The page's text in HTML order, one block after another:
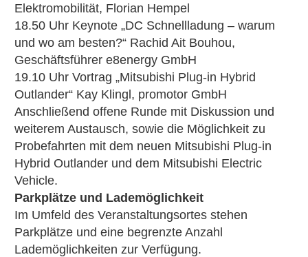
Elektromobilität, Florian Hempel
18.50 Uhr Keynote „DC Schnellladung – warum
und wo am besten?“ Rachid Ait Bouhou,
Geschäftsführer e8energy GmbH
19.10 Uhr Vortrag „Mitsubishi Plug-in Hybrid
Outlander“ Kay Klingl, promotor GmbH
Anschließend offene Runde mit Diskussion und
weiterem Austausch, sowie die Möglichkeit zu
Probefahrten mit dem neuen Mitsubishi Plug-in
Hybrid Outlander und dem Mitsubishi Electric
Vehicle.
Parkplätze und Lademöglichkeit
Im Umfeld des Veranstaltungsortes stehen
Parkplätze und eine begrenzte Anzahl
Lademöglichkeiten zur Verfügung.